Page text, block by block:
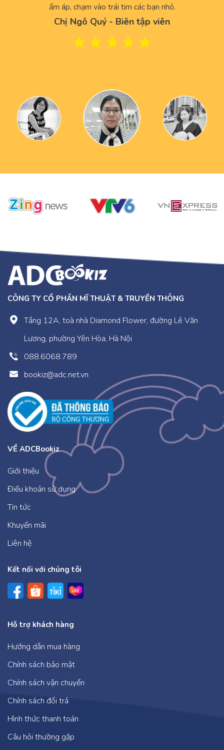
ấm áp, chạm vào trái tim các bạn nhỏ.
Chị Ngô Quý - Biên tập viên
CÔNG TY CỔ PHẦN MĨ THUẬT & TRUYỀN THÔNG
Tầng 12A, toà nhà Diamond Flower, đường Lê Văn
Lương, phường Yên Hòa, Hà Nội
088.6068.789
bookiz@adc.net.vn
VỀ ADCBookiz
Giới thiệu
Điều khoản sử dụng
Tin tức
Khuyến mãi
Liên hệ
Kết nối với chúng tôi
Hỗ trợ khách hàng
Hướng dẫn mua hàng
Chính sách bảo mật
Chính sách vận chuyển
Chính sách đổi trả
Hình thức thanh toán
Câu hỏi thường gặp